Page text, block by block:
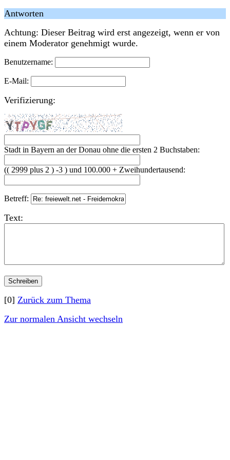
Antworten
Achtung: Dieser Beitrag wird erst angezeigt, wenn er von
einem Moderator genehmigt wurde.
Benutzername:
E-Mail:
Verifizierung:
Stadt in Bayern an der Donau ohne die ersten 2 Buchstaben:
(( 2999 plus 2 ) -3 ) und 100.000 + Zweihundertausend:
Betreff:
Text:
[0] Zurück zum Thema
Zur normalen Ansicht wechseln